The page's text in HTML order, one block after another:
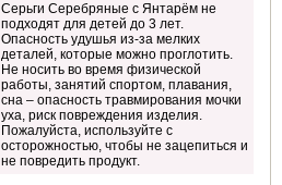
Серьги Серебряные с Янтарём не
подходят для детей до 3 лет.
Опасность удушья из-за мелких
деталей, которые можно проглотить.
Не носить во время физической
работы, занятий спортом, плавания,
сна – опасность травмирования мочки
уха, риск повреждения изделия.
Пожалуйста, используйте с
осторожностью, чтобы не зацепиться и
не повредить продукт.